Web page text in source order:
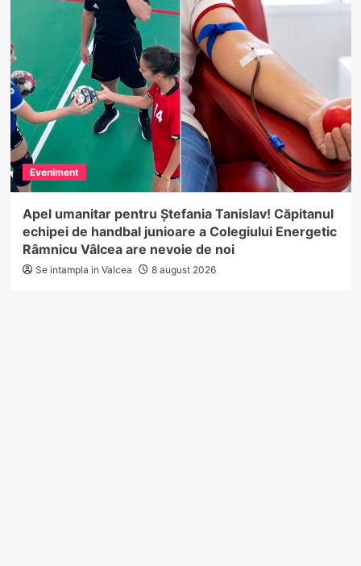
Eveniment
Apel umanitar pentru Ștefania Tanislav! Căpitanul
echipei de handbal junioare a Colegiului Energetic
Râmnicu Vâlcea are nevoie de noi
Se intampla in Valcea 8 august 2026